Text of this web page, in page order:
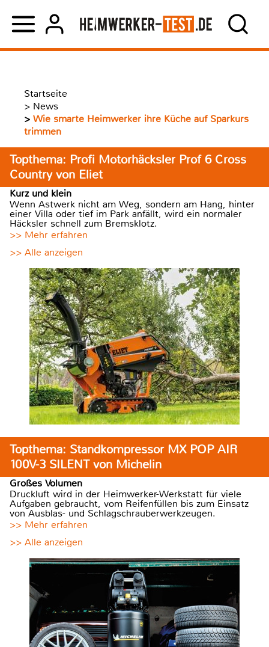
Startseite
> News
> Wie smarte Heimwerker ihre Küche auf Sparkurs
trimmen
Topthema: Profi Motorhäcksler Prof 6 Cross
Country von Eliet
Kurz und klein
Wenn Astwerk nicht am Weg, sondern am Hang, hinter
einer Villa oder tief im Park anfällt, wird ein normaler
Häcksler schnell zum Bremsklotz.
>> Mehr erfahren
>> Alle anzeigen
Topthema: Standkompressor MX POP AIR
100V-3 SILENT von Michelin
Großes Volumen
Druckluft wird in der Heimwerker-Werkstatt für viele
Aufgaben gebraucht, vom Reifenfüllen bis zum Einsatz
von Ausblas- und Schlagschrauberwerkzeugen.
>> Mehr erfahren
>> Alle anzeigen